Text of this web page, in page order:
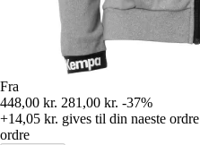
Fra
448,00 kr. 281,00 kr. -37%
+14,05 kr. gives til din naeste ordre
ordre